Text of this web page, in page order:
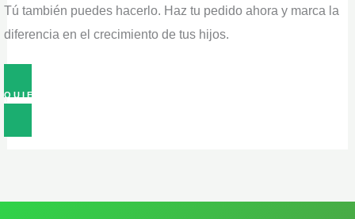
Tú también puedes hacerlo. Haz tu pedido ahora y marca la
diferencia en el crecimiento de tus hijos.
QUIERO
HGH-3 AHORA